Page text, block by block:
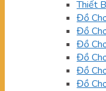
Thiết
Đồ
Đồ
Đồ
Đồ
Đồ
Đồ